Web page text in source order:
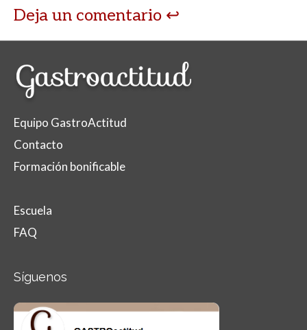
Deja un comentario
Equipo GastroActitud
Contacto
Formación bonificable
Escuela
FAQ
Síguenos